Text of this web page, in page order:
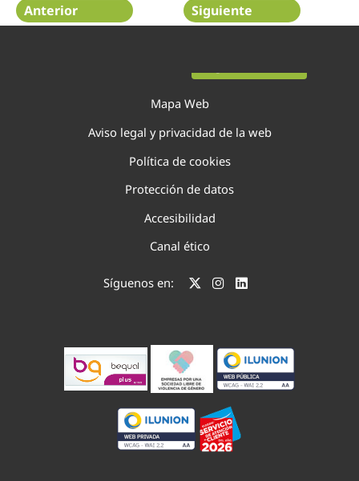
Anterior Siguiente
Mapa Web
Aviso legal y privacidad de la web
Política de cookies
Protección de datos
Accesibilidad
Canal ético
Síguenos en: